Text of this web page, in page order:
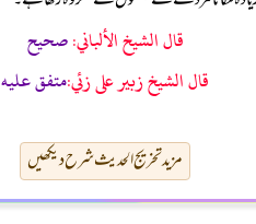
قال الشيخ الألباني:صحيح
قال الشيخ زبير على زئي:متفق عليه
مزید تخریج الحدیث شرح دیکھیں